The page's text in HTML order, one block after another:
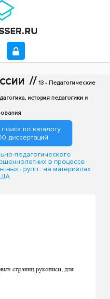
// 13 - Педагогические
история педагогики и
по каталогу
диссертаций
педагогического
в процессе
групп : на материалах